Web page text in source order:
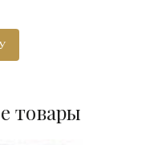
товары